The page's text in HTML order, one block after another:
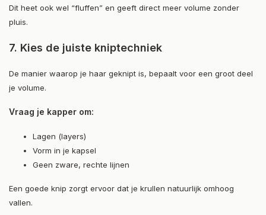
Dit heet ook wel “fluffen” en geeft direct meer volume zonder
pluis.
7. Kies de juiste kniptechniek
De manier waarop je haar geknipt is, bepaalt voor een groot deel
je volume.
Vraag je kapper om:
Lagen (layers)
Vorm in je kapsel
Geen zware, rechte lijnen
Een goede knip zorgt ervoor dat je krullen natuurlijk omhoog
vallen.